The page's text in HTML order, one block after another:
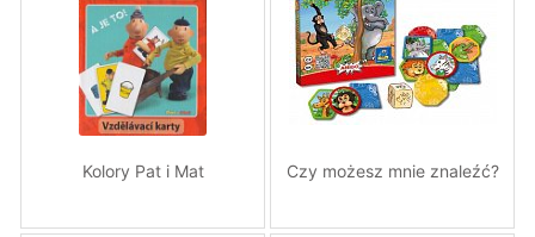
Kolory Pat i Mat Czy możesz mnie znaleźć?